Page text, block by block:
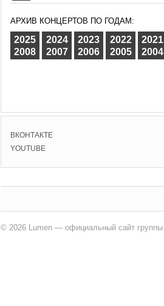
АРХИВ КОНЦЕРТОВ ПО ГОДАМ:
2025 2024 2023 2022 2021
2008
2007 2006 2005 2004
ВКОНТАКТЕ
YOUTUBE
© 2026 Lumen — официальный сайт группы